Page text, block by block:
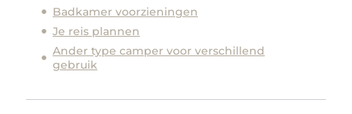
Badkamer voorzieningen
Je reis plannen
Ander type camper voor verschillend
gebruik